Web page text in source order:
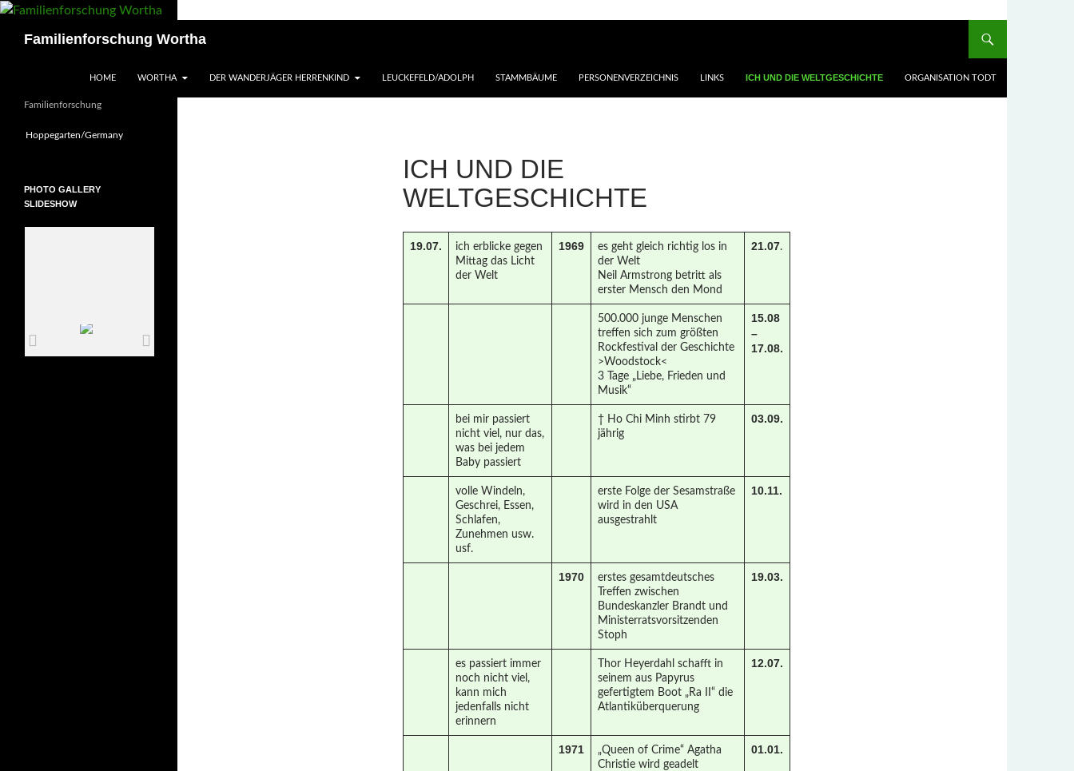
Zum
springen
Familienforschung Wortha
HOME WORTHA DER WANDERJÄGER HERRENKIND LEUCKEFELD/ADOLPH STAMMBÄUME PERSONENVERZEICHNIS LINKS ICH UND DIE WELTGESCHICHTE ORGANISATION TODT
ICH UND DIE
WELTGESCHICHTE
19.07.
ich erblicke gegen
Mittag das Licht
der Welt
1969
es geht gleich richtig los in
der Welt
Neil Armstrong betritt als
erster Mensch den Mond
21.07.
500.000 junge Menschen
treffen sich zum größten
Rockfestival der Geschichte
>Woodstock<
3 Tage „Liebe, Frieden und
Musik“
15.08
–
17.08.
bei mir passiert
nicht viel, nur das,
was bei jedem
Baby passiert
† Ho Chi Minh stirbt 79
jährig
03.09.
volle Windeln,
Geschrei, Essen,
Schlafen,
Zunehmen usw.
usf.
erste Folge der Sesamstraße
wird in den USA
ausgestrahlt
10.11.
1970
erstes gesamtdeutsches
Treffen zwischen
Bundeskanzler Brandt und
Ministerratsvorsitzenden
Stoph
19.03.
es passiert immer
noch nicht viel,
kann mich
jedenfalls nicht
erinnern
Thor Heyerdahl schafft in
seinem aus Papyrus
gefertigtem Boot „Ra II“ die
Atlantiküberquerung
12.07.
1971
„Queen of Crime“ Agatha
Christie wird geadelt
01.01.
Familienforschung
Hoppegarten/Germany
PHOTO GALLERY
SLIDESHOW